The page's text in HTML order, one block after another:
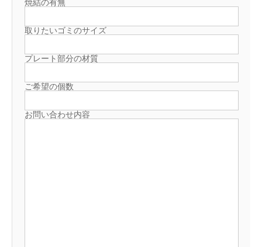
焼結の有無
取りたいゴミのサイズ
プレート部分の材質
ご希望の個数
お問い合わせ内容